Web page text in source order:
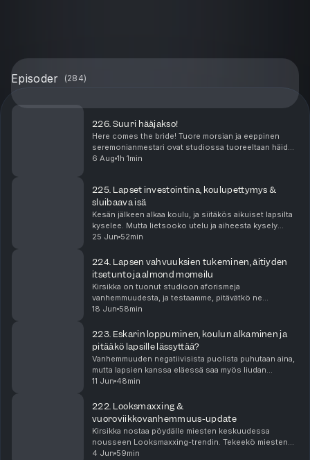
Episoder (284)
226. Suuri hääjakso!
Here comes the bride! Tuore morsian ja eeppinen
seremonianmestari ovat studiossa tuoreeltaan häiden
jälkeen perkaamassa kaiken menneistä juhlista.
6 Aug 1h 1min
225. Lapset investointina, koulupettymys &
sluibaava isä
Kesän jälkeen alkaa koulu, ja siitäkös aikuiset lapsilta
kyselee. Mutta lietsooko utelu ja aiheesta kysely
turhaan? Kirsikka on yrittänyt opettaa lapsilleen
25 Jun 52min
224. Lapsen vahvuuksien tukeminen, äitiyden
itsetunto ja almond momeilu
Kirsikka on tuonut studioon aforismeja
vanhemmuudesta, ja testaamme, pitävätkö ne
paikkansa. Kausi on päässyt siihen pisteeseen, että
vinkkejä kahden pien...
18 Jun 58min
223. Eskarin loppuminen, koulun alkaminen ja
pitääkö lapsille lässyttää?
Vanhemmuuden negatiivisista puolista puhutaan aina,
mutta lapsien kanssa eläessä saa myös liudan
hyvinvointia edistäviä asioita. Jännittävää on myös
11 Jun 48min
222. Looksmaxxing &
vuoroviikkovanhemmuus-update
Kirsikka nostaa pöydälle miesten keskuudessa
nousseen Looksmaxxing-trendin. Tekeekö miesten
kauneudenhoito maailmasta tasa-arvoisemman vain
4 Jun 59min